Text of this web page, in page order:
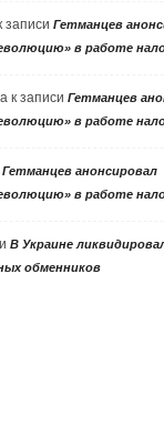
записи Гетманцев
в работе
к записи Гетманцев
в работе
Гетманцев анонсировал
в работе
В Украине
обменников